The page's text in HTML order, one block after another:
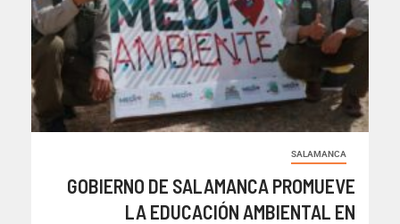
SALAMANCA
GOBIERNO DE SALAMANCA PROMUEVE
LA EDUCACIÓN AMBIENTAL EN